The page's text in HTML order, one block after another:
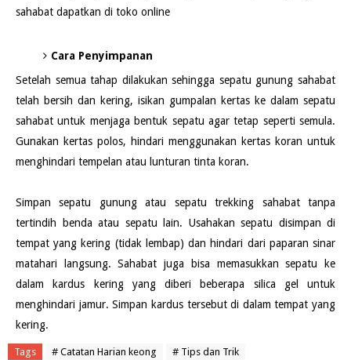
sahabat dapatkan di toko online
Cara Penyimpanan
Setelah semua tahap dilakukan sehingga sepatu gunung sahabat
telah bersih dan kering, isikan gumpalan kertas ke dalam sepatu
sahabat untuk menjaga bentuk sepatu agar tetap seperti semula.
Gunakan kertas polos, hindari menggunakan kertas koran untuk
menghindari tempelan atau lunturan tinta koran.
Simpan sepatu gunung atau sepatu trekking sahabat tanpa
tertindih benda atau sepatu lain. Usahakan sepatu disimpan di
tempat yang kering (tidak lembap) dan hindari dari paparan sinar
matahari langsung. Sahabat juga bisa memasukkan sepatu ke
dalam kardus kering yang diberi beberapa silica gel untuk
menghindari jamur. Simpan kardus tersebut di dalam tempat yang
kering.
Tags # Catatan Harian keong # Tips dan Trik